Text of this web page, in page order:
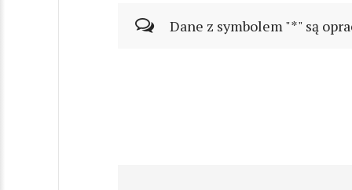
Dane z symbolem "*" są